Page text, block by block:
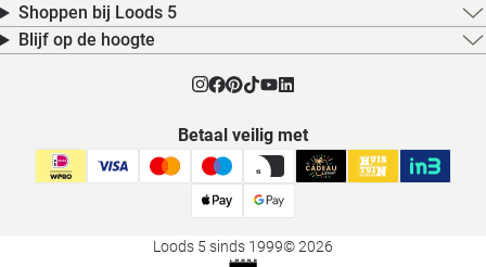
Shoppen bij Loods 5
Blijf op de hoogte
Betaal veilig met
Loods 5 sinds 1999© 2026